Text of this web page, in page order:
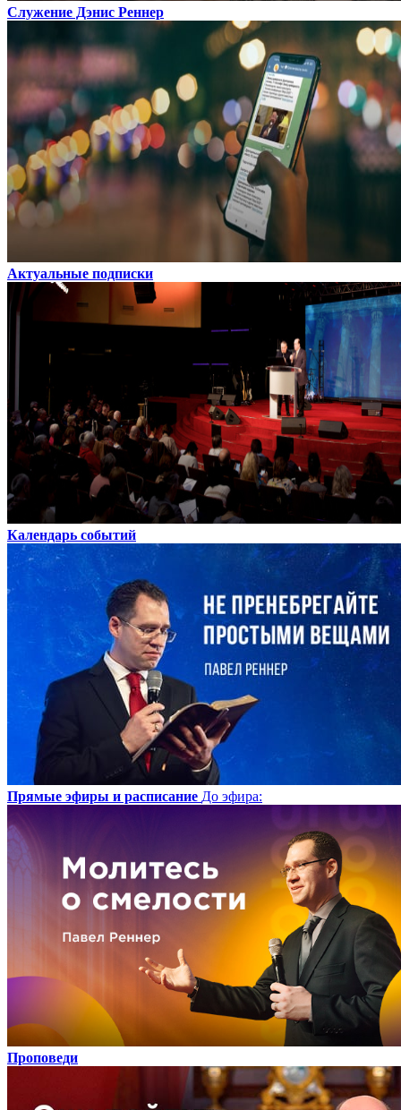
Служение Дэнис Реннер
Актуальные подписки
Календарь событий
Прямые эфиры и расписание До эфира:
Проповеди